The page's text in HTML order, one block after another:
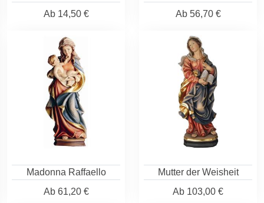
Ab14,50 €
Ab56,70 €
Madonna Raffaello
Ab61,20 €
Mutter der Weisheit
Ab 103,00 €